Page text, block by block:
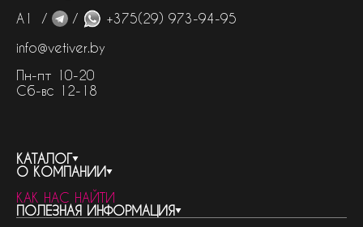
А1 /
/
+375(29) 973-94-95
info@vetiver.by
Пн-пт 10-20
Сб-вс 12-18
КАТАЛОГ
весь каталог
бренды
женская парфюмерия
О КОМПАНИИ
контакты
о компании
КАК НАС НАЙТИ
ПОЛЕЗНАЯ ИНФОРМАЦИЯ